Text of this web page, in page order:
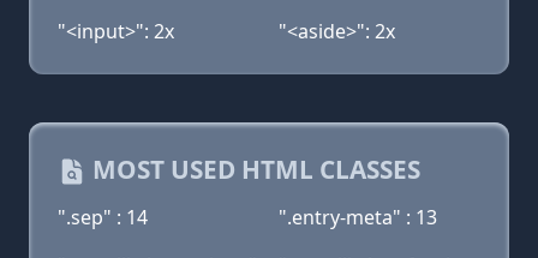
"<input>": 2x
"<aside>": 2x
MOST USED HTML CLASSES
".sep" : 14
".entry-meta" : 13